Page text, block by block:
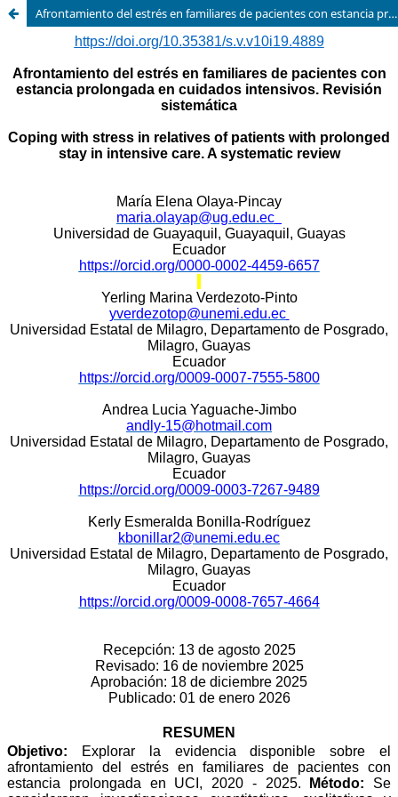
Afrontamiento del estrés en familiares de pacientes con estancia prolongada en cuidados intensivos. Revisión sistemática